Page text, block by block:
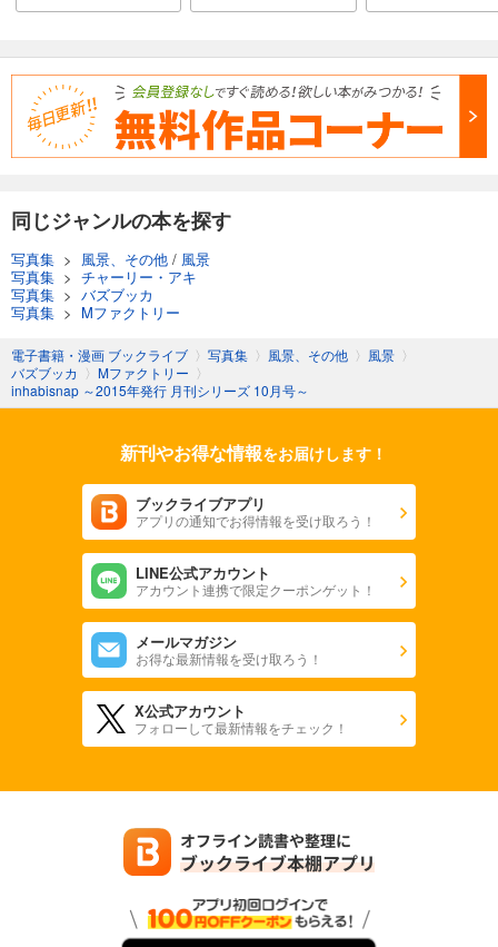
同じジャンルの本を探す
写真集 > 風景、その他 / 風景
写真集 > チャーリー・アキ
写真集 > バズブッカ
写真集 > Mファクトリー
電子書籍・漫画 ブックライブ 〉 写真集 〉 風景、その他 〉 風景 〉
バズブッカ 〉 Mファクトリー 〉
inhabisnap ～2015年発行 月刊シリーズ 10月号～
新刊やお得な情報をお届けします！
ブックライブアプリ
アプリの通知でお得情報を受け取ろう！
LINE公式アカウント
アカウント連携で限定クーポンゲット！
メールマガジン
お得な最新情報を受け取ろう！
X公式アカウント
フォローして最新情報をチェック！